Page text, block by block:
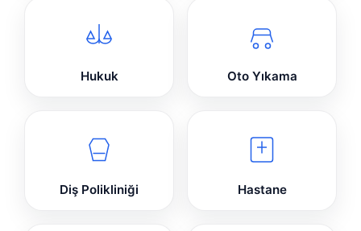
Hukuk Oto Yıkama
Diş Polikliniği Hastane